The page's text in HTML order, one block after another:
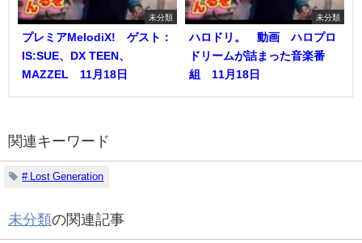
未分類
プレミアMelodiX! ゲスト：
IS:SUE、DX TEEN、
MAZZEL 11月18日
未分類
ハロドリ。 動画 ハロプロ
ドリームが詰まった音楽番
組 11月18日
関連キーワード
# Lost Generation
未分類の関連記事